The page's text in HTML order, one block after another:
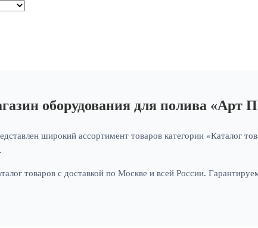
оборудования для полива «Арт
широкий ассортимент товаров категории «Каталог
товаров с доставкой по Москве и всей России.